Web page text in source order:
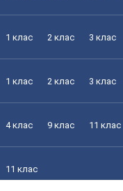
1 клас 2 клас 3 клас
1 клас 2 клас 3 клас
4 клас 9 клас 11 клас
11 клас